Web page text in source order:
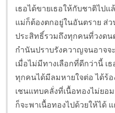
เธอได้ขายเธอให้กับชาติไป
แม่ก็ต้องตกอยู่ในอันตราย ส่
ประสิทธิ์รวมถึงทุกคนที่วงด
กำนันปราบรังควาญจนอาจจ
เมื่อไม่มีทางเลือกที่ดีกว่านี้ เธ
ทุกคนได้มีลมหายใจต่อ ได้ร้อ
เชนแทบคลั่งที่เนื้อทองไม่ยอ
ก็จะพาเนื้อทองไปด้วยให้ได้